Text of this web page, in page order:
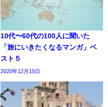
10代〜60代の100人に聞いた
「旅にいきたくなるマンガ」ベ
スト５
2020年12月15日